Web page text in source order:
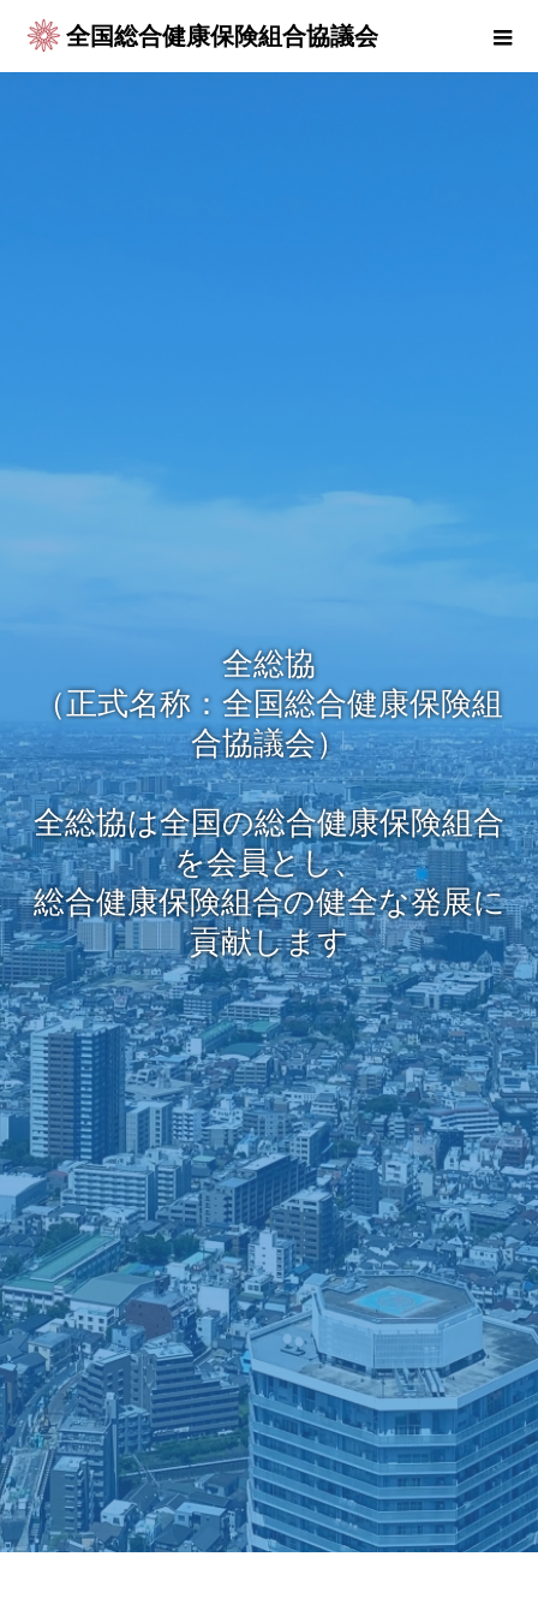
全国総合健康保険組合協議会
全総協
（正式名称：全国総合健康保険組
合協議会）
全総協は全国の総合健康保険組合
を会員とし、
総合健康保険組合の健全な発展に
貢献します